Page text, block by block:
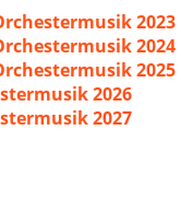
2023
2024
2025
2026
2027